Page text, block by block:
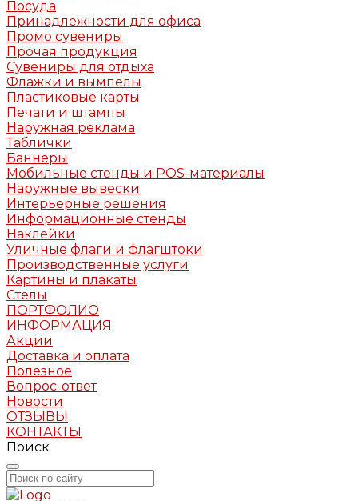
Посуда
Принадлежности для офиса
Промо сувениры
Прочая продукция
Сувениры для отдыха
Флажки и вымпелы
Пластиковые карты
Печати и штампы
Наружная реклама
Таблички
Баннеры
Мобильные стенды и POS-материалы
Наружные вывески
Интерьерные решения
Информационные стенды
Наклейки
Уличные флаги и флагштоки
Производственные услуги
Картины и плакаты
Стелы
ПОРТФОЛИО
ИНФОРМАЦИЯ
Акции
Доставка и оплата
Полезное
Вопрос-ответ
Новости
ОТЗЫВЫ
КОНТАКТЫ
Поиск